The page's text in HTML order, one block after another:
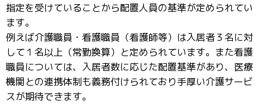
指定を受けていることから配置人員の基準が定められてい
ます。
例えば介護職員・看護職員（看護師等）は入居者３名に対
して１名以上（常勤換算）と定められています。また看護
職員については、入居者数に応じた配置基準があり、医療
機関との連携体制も義務付けられており手厚い介護サービ
スが期待できます。